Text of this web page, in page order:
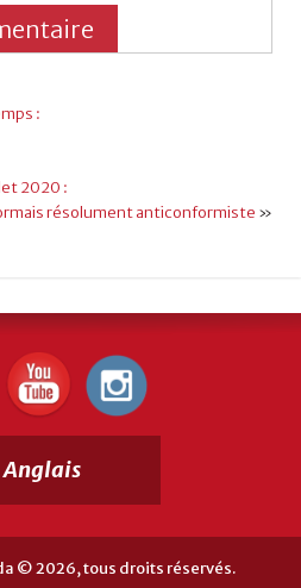
:
2020 :
résolument anticonformiste »
Anglais
© 2026, tous droits réservés.